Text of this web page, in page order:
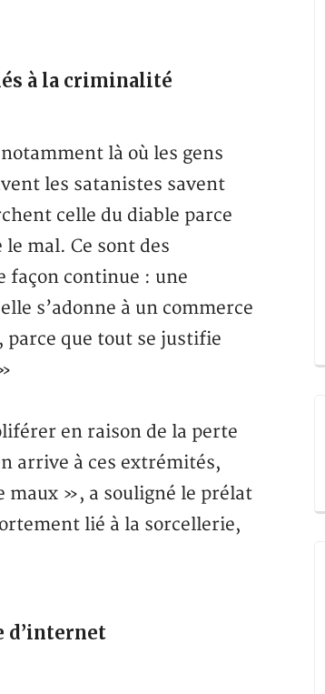
à la criminalité
là où les gens
les satanistes savent
celle du diable parce
mal. Ce sont des
façon continue : une
s’adonne à un commerce
que tout se justifie
en raison de la perte
arrive à ces extrémités,
maux », a souligné le prélat
lié à la sorcellerie,
d’internet